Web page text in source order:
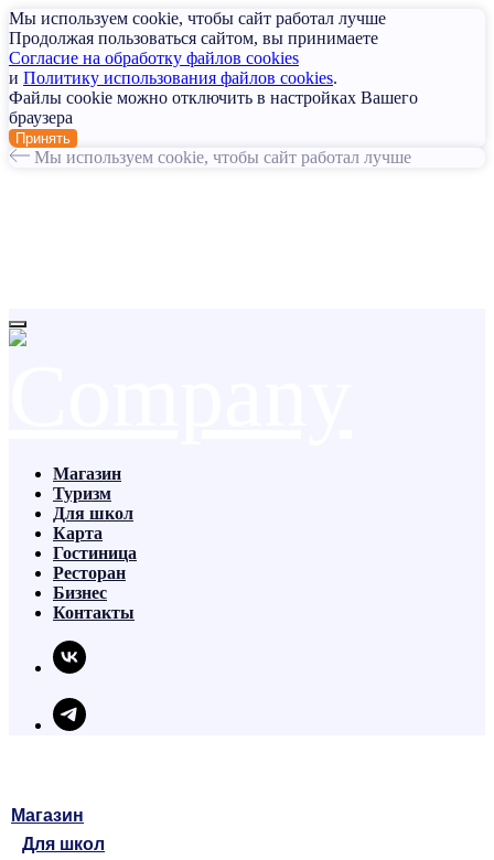
Мы используем cookie, чтобы сайт работал лучше
Продолжая пользоваться сайтом, вы принимаете
Согласие на обработку файлов cookies
и Политику использования файлов cookies.
Файлы cookie можно отключить в настройках Вашего
браузера
Принять
Мы используем cookie, чтобы сайт работал лучше
Магазин
Для школ
Магазин
Туризм
Для школ
Карта
Гостиница
Ресторан
Бизнес
Контакты